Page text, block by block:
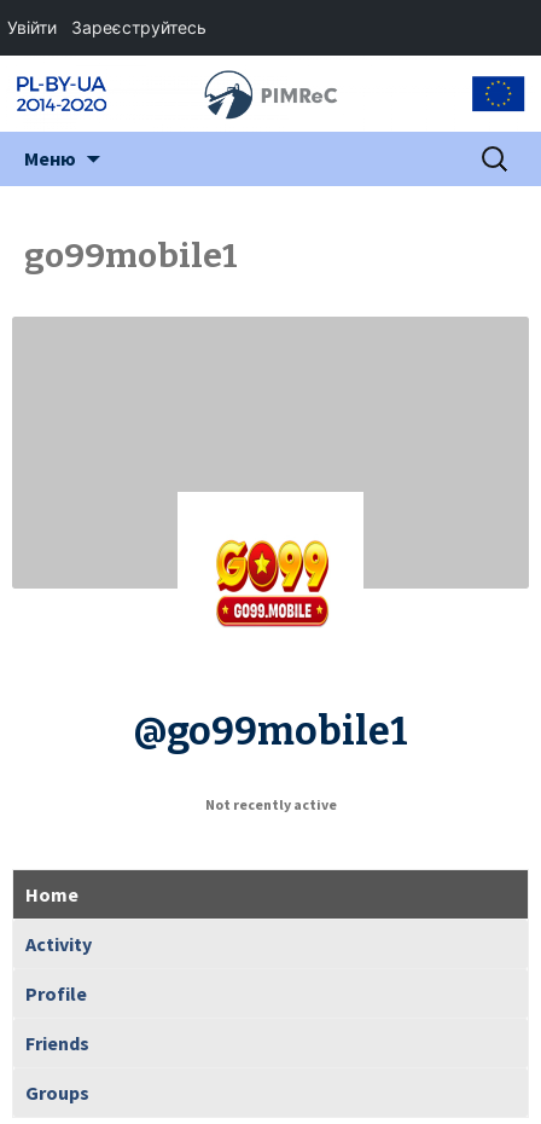
Меню Пошук:
go99mobile1
@go99mobile1
Not recently active
Home
Activity
Profile
Friends
Groups
Увійти Зареєструйтесь